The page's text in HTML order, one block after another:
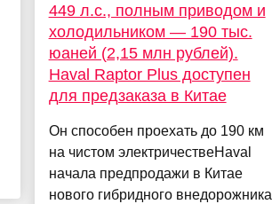
449 л.с., полным приводом и
холодильником — 190 тыс.
юаней (2,15 млн рублей).
Haval Raptor Plus доступен
для предзаказа в Китае
Он способен проехать до 190 км
на чистом электричествеHaval
начала предпродажи в Китае
нового гибридного внедорожника